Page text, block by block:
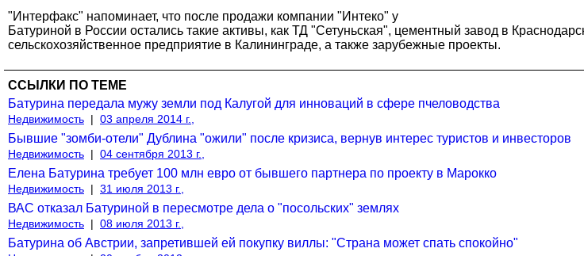
"Интерфакс" напоминает, что после продажи компании "Интеко" у
Батуриной в России остались такие активы, как ТД "Сетуньская", цементный завод в
сельскохозяйственное предприятие в Калининграде, а также зарубежные проекты.
ССЫЛКИ ПО ТЕМЕ
Батурина передала мужу земли под Калугой для инноваций в сфере пчеловодства
Недвижимость | 03 апреля 2014 г.,
Бывшие "зомби-отели" Дублина "ожили" после кризиса, вернув интерес туристов и инвесторов
Недвижимость | 04 сентября 2013 г.,
Елена Батурина требует 100 млн евро от бывшего партнера по проекту в Марокко
Недвижимость | 31 июля 2013 г.,
ВАС отказал Батуриной в пересмотре дела о "посольских" землях
Недвижимость | 08 июля 2013 г.,
Батурина об Австрии, запретившей ей покупку виллы: "Страна может спать спокойно"